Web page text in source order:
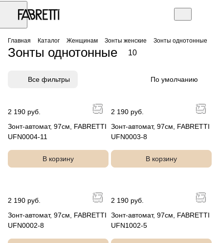
Главная Каталог Женщинам Зонты женские Зонты однотонные
Зонты однотонные 10
Все фильтры По умолчанию
2 190 руб.
Зонт-автомат, 97см, FABRETTI
UFN0004-11
В корзину
2 190 руб.
Зонт-автомат, 97см, FABRETTI
UFN0003-8
В корзину
2 190 руб.
Зонт-автомат, 97см, FABRETTI
UFN0002-8
2 190 руб.
Зонт-автомат, 97см, FABRETTI
UFN1002-5